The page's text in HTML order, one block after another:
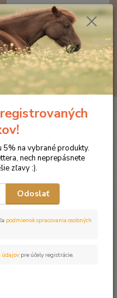
Menu
0ks
za0 €
Podsedlové dečky
dečka Grey
5% na vybrané produkty.
nech neprepásnete
zľavy :).
Odoslať
podmienok spracovania osobných
údajov pre účely registrácie.